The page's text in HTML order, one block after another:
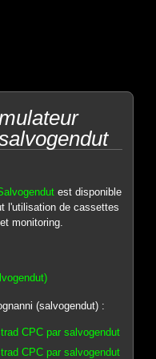
est disponible
l'utilisation de cassettes
monitoring.
(salvogendut) :
CPC par salvogendut
CPC par salvogendut